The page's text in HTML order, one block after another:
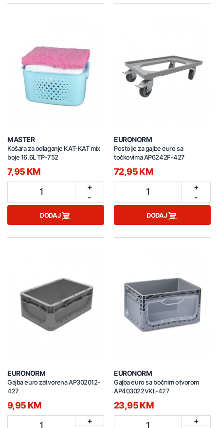
MASTER
Košara za odlaganje KAT-KAT mix
boje 16,6L TP-752
7,95 KM
1
+
-
DODAJ
EURONORM
Postolje za gajbe euro sa
točkovima AP6242F-427
72,95 KM
1
+
-
DODAJ
EURONORM
Gajba euro zatvorena AP302012-
427
9,95 KM
1
+
EURONORM
Gajba euro sa bočnim otvorom
AP403022VKL-427
23,95 KM
1
+